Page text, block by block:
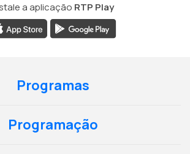
a aplicação RTP Play
Programas
Programação